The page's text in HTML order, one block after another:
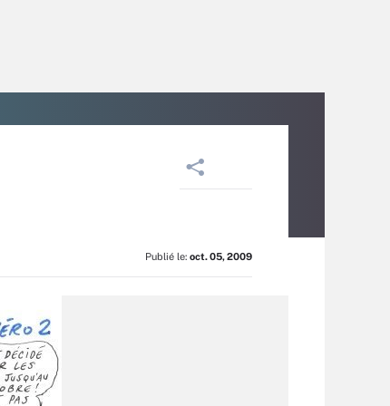
Publié le: oct. 05, 2009